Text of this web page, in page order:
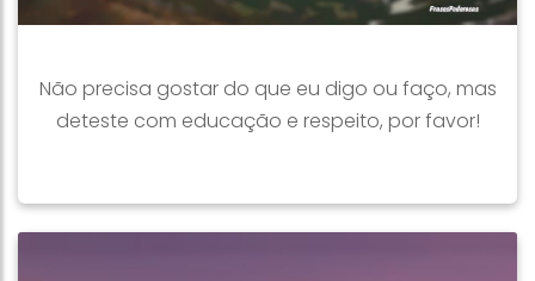
Não precisa gostar do que eu digo ou faço, mas
deteste com educação e respeito, por favor!